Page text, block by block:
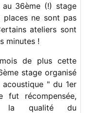
36ème (!) stage
ne sont pas
ateliers sont
minutes !
de plus cette
stage organisé
" du 1er
récompensée,
la qualité du